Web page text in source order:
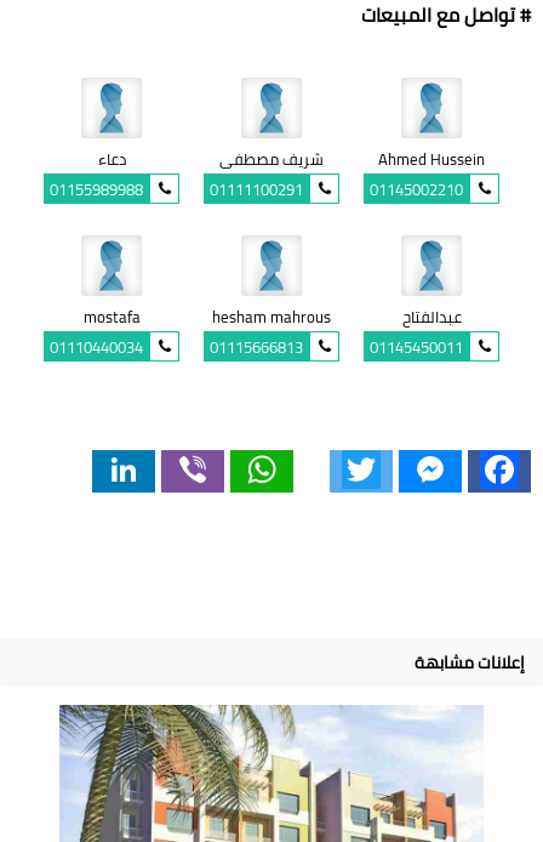
# تواصل مع المبيعات
Ahmed Hussein
01145002210
شريف مصطفى
01111100291
دعاء
01155989988
عبدالفتاح
01145450011
hesham mahrous
01115666813
mostafa
01110440034
Facebook
Messenger
WhatsApp
إعلانات مشابهة